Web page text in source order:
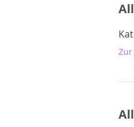
Zur